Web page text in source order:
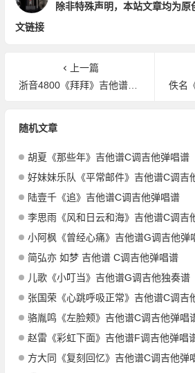
除非特殊声明，本站文章均为
文链接
上一篇
浙音4800《拜拜》吉他谱C调吉他弹唱谱
佚名《大
随机文章
胡夏《那些年》吉他谱C调吉他弹唱谱
好妹妹乐队《平常邮件》吉他谱C调吉
陆壹千《追》吉他谱C调吉他弹唱谱
李思雨《风和日云和海》吉他谱C调吉
小阿枫《曾经心痛》吉他谱G调吉他弹
简弘亦 如梦 吉他谱 C调吉他弹唱谱
儿歌《小叮当》吉他谱G调吉他独奏谱
张国荣《心跳呼吸正常》吉他谱C调吉
骆胤鸣《左脸颊》吉他谱C调吉他弹唱
赵雷《彩虹下面》吉他谱F调吉他弹唱
方大同《复刻回忆》吉他谱C调吉他弹